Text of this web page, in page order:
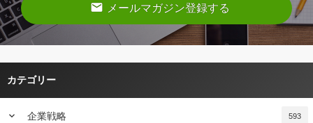
email メールマガジン登録する
カテゴリー
keyboard_arrow_down 企業戦略 593